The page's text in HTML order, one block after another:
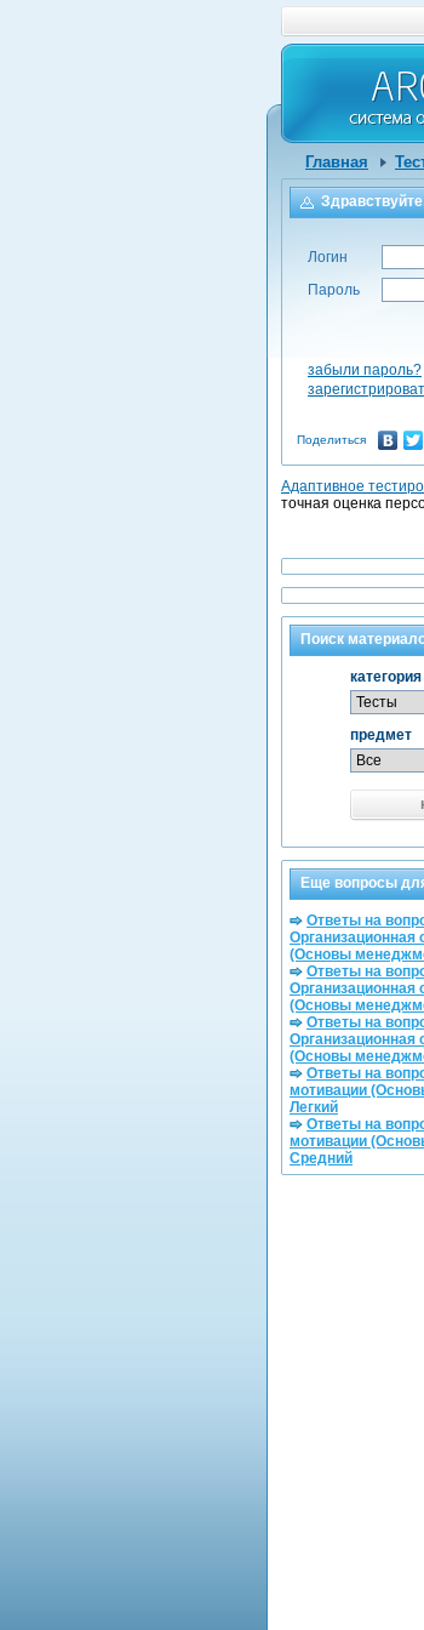
Главная
Логин
Пароль
забыли пароль?
Поделиться
Адаптивное
точная оценка
Поиск
категория
предмет
Еще вопросы
Ответы на
Организационная
(Основы
Ответы на
Организационная
(Основы
Ответы на
Организационная
(Основы
Ответы на
мотивации
Легкий
Ответы на
мотивации
Средний